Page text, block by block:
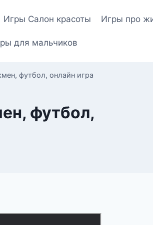
Игры Салон красоты Игры про
для мальчиков
футбол, онлайн игра
футбол,